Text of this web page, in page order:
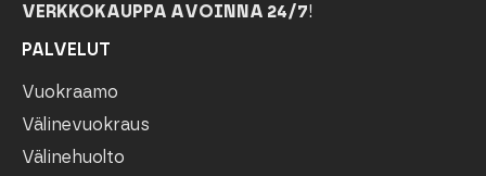
VERKKOKAUPPA AVOINNA 24/7!
PALVELUT
Vuokraamo
Välinevuokraus
Välinehuolto